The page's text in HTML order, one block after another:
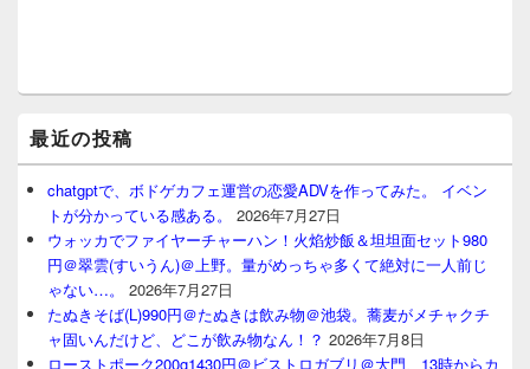
最近の投稿
chatgptで、ボドゲカフェ運営の恋愛ADVを作ってみた。 イベン
トが分かっている感ある。
2026年7月27日
ウォッカでファイヤーチャーハン！火焰炒飯＆坦坦面セット980
円＠翠雲(すいうん)＠上野。量がめっちゃ多くて絶対に一人前じ
ゃない…。
2026年7月27日
たぬきそば(L)990円＠たぬきは飲み物＠池袋。蕎麦がメチャクチ
ャ固いんだけど、どこが飲み物なん！？ 2026年7月8日
ローストポーク200g1430円＠ビストロガブリ＠大門、13時からカ